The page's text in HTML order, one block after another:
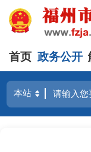
首页 政务公开